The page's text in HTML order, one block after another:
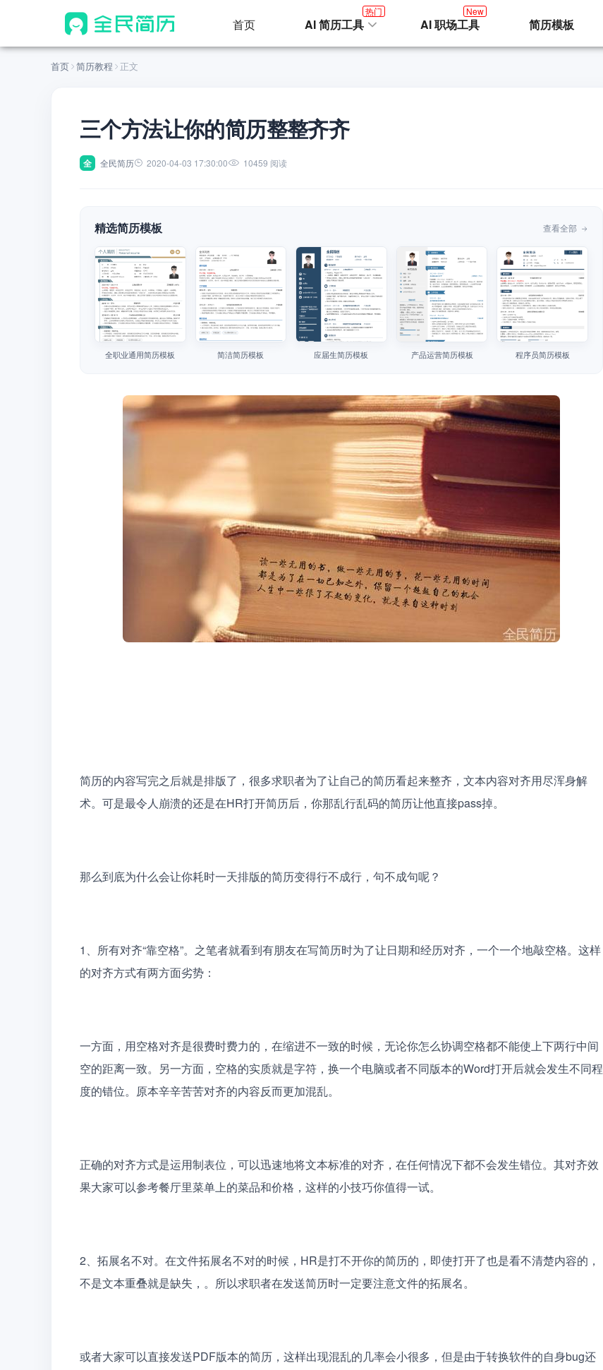
首页 AI 简历工具
热门
AI 职场工具
New
简历模板
首页 简历教程 正文
三个方法让你的简历整整齐齐
全 全民简历 2020-04-03 17:30:00 10459 阅读
精选简历模板 查看全部
全职业通用简历模板 简洁简历模板 应届生简历模板 产品运营简历模板 程序员简历模板
简历的内容写完之后就是排版了，很多求职者为了让自己的简历看起来整齐，文本内容对齐用尽浑身解
术。可是最令人崩溃的还是在HR打开简历后，你那乱行乱码的简历让他直接pass掉。
那么到底为什么会让你耗时一天排版的简历变得行不成行，句不成句呢？
1、所有对齐“靠空格”。之笔者就看到有朋友在写简历时为了让日期和经历对齐，一个一个地敲空格。这样
的对齐方式有两方面劣势：
一方面，用空格对齐是很费时费力的，在缩进不一致的时候，无论你怎么协调空格都不能使上下两行中间
空的距离一致。另一方面，空格的实质就是字符，换一个电脑或者不同版本的Word打开后就会发生不同程
度的错位。原本辛辛苦苦对齐的内容反而更加混乱。
正确的对齐方式是运用制表位，可以迅速地将文本标准的对齐，在任何情况下都不会发生错位。其对齐效
果大家可以参考餐厅里菜单上的菜品和价格，这样的小技巧你值得一试。
2、拓展名不对。在文件拓展名不对的时候，HR是打不开你的简历的，即使打开了也是看不清楚内容的，
不是文本重叠就是缺失，。所以求职者在发送简历时一定要注意文件的拓展名。
或者大家可以直接发送PDF版本的简历，这样出现混乱的几率会小很多，但是由于转换软件的自身bug还